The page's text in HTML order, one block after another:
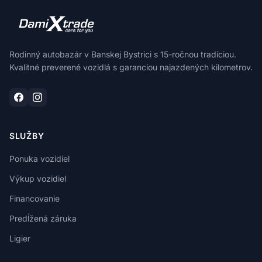
Rodinný autobazár v Banskej Bystrici s 15-ročnou tradíciou.
Kvalitné preverené vozidlá s garanciou najazdených kilometrov.
SLUŽBY
Ponuka vozidiel
Výkup vozidiel
Financovanie
Predĺžená záruka
Ligier